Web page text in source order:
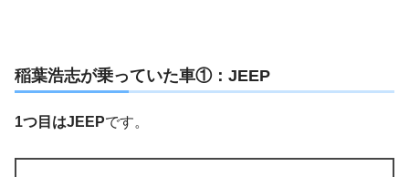
稲葉浩志が乗っていた車①：JEEP
1つ目はJEEPです。